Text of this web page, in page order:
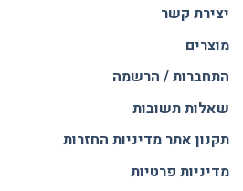
יצירת קשר
מוצרים
התחברות / הרשמה
שאלות תשובות
תקנון אתרמדיניות החזרות
מדיניות פרטיות